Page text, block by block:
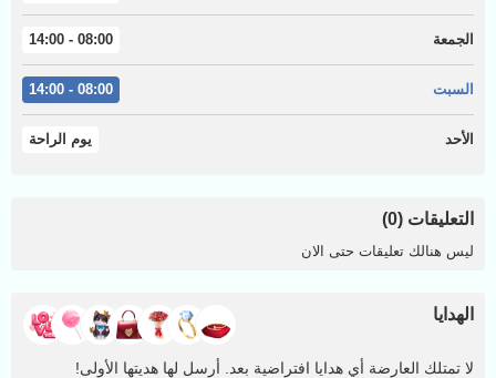
الجمعة 08:00 - 14:00
السبت 08:00 - 14:00
الأحد يوم الراحة
التعليقات (0)
ليس هنالك تعليقات حتى الان
الهدايا
لا تمتلك العارضة أي هدايا افتراضية بعد. أرسل لها هديتها الأولى!